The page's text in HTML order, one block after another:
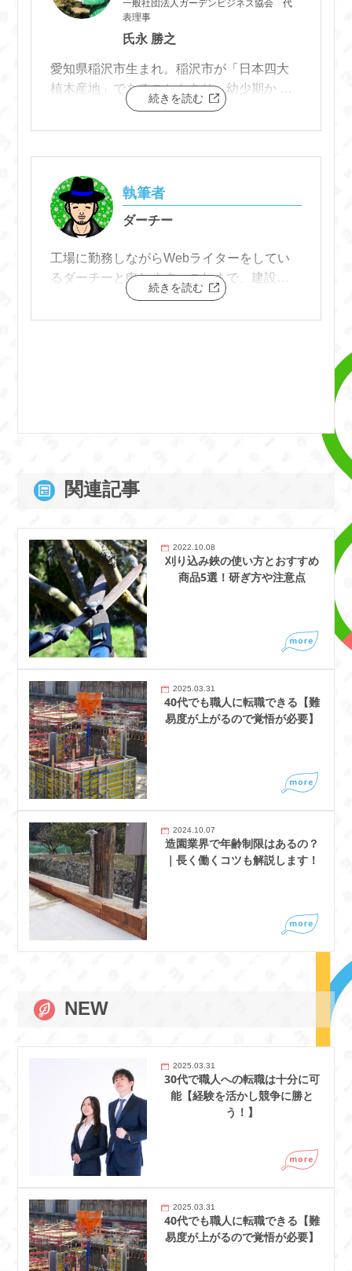
一般社団法人ガーデンビジネス協会 代
表理事
氏永 勝之
愛知県稲沢市生まれ。稲沢市が「日本四大
植木産地」であることもあり、幼少期か ら
植木に囲まれて成長。
東京農業大学卒業後、名古屋市内の造園会
の植 栽工事に現場代理人として携わる。
続きを読む
執筆者
ダーチー
工場に勤務しながらWebライターをしてい
るダーチーと申します。これまで、建設業
や製造業、物流業、飲食店のアルバイトま
で経験しました。
続きを読む
関連記事
2022.10.08
刈り込み鋏の使い方とおすすめ
商品5選！研ぎ方や注意点
2025.03.31
40代でも職人に転職できる【難
易度が上がるので覚悟が必要】
2024.10.07
造園業界で年齢制限はあるの？
｜長く働くコツも解説します！
NEW
2025.03.31
30代で職人への転職は十分に可
能【経験を活かし競争に勝と
う！】
2025.03.31
40代でも職人に転職できる【難
易度が上がるので覚悟が必要】